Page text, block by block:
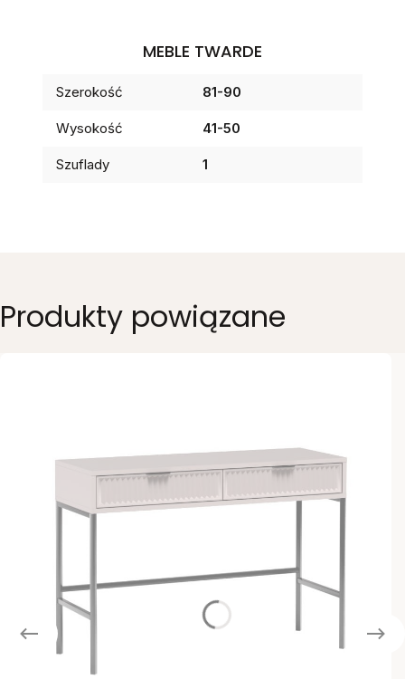
MEBLE TWARDE
Szerokość 81-90
Wysokość 41-50
Szuflady 1
Produkty powiązane